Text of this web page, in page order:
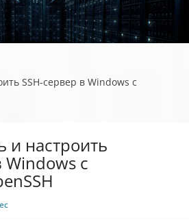
SSH-сервер в Windows с
и настроить
Windows с